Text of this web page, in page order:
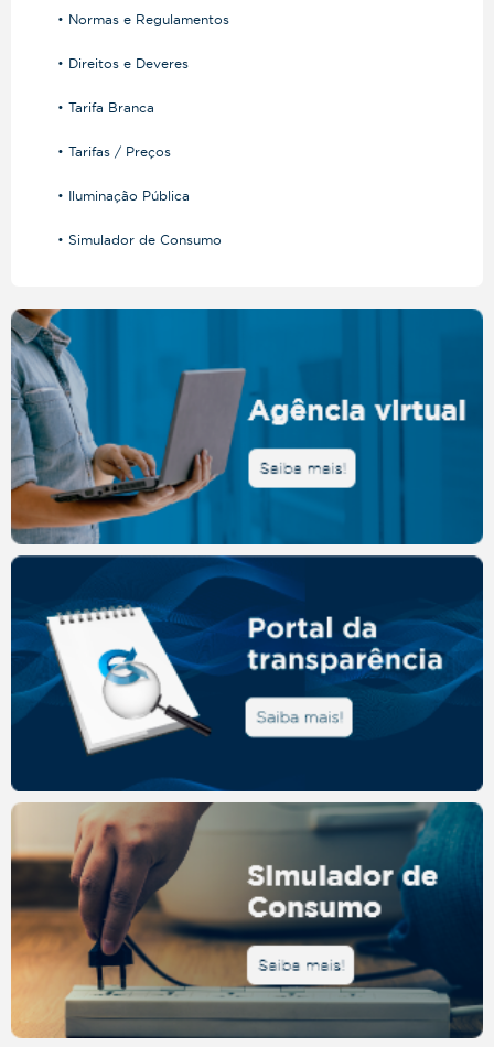
• Normas e Regulamentos
• Direitos e Deveres
• Tarifa Branca
• Tarifas / Preços
• Iluminação Pública
• Simulador de Consumo